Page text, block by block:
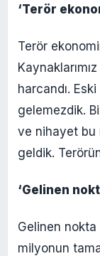
‘Terör
Terör
harcandı.
gelemezdik.
ve nihayet bu
geldik.
‘Gelinen
Gelinen nokta
milyonun